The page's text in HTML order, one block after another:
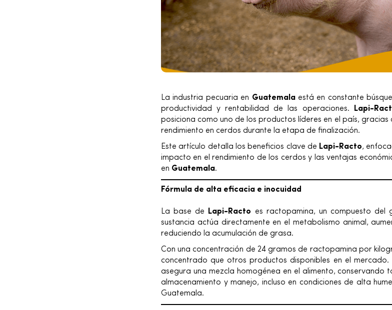
La industria pecuaria en Guatemalaestá en constante
productividad y rentabilidad de las operaciones.
Lapi-
posiciona como uno de los productos líderes en el país,
rendimiento en cerdos durante la etapa de finalización.
Este artículo detalla los beneficios clave de Lapi-Racto,
impacto en el rendimiento de los cerdos y las ventajas
en Guatemala.
Fórmula de alta eficacia e inocuidad
La base de Lapi-Racto es ractopamina, un compuesto del
sustancia actúa directamente en el metabolismo animal,
reduciendo la acumulación de grasa.
Con una concentración de 24 gramos de ractopamina por
concentrado que otros productos disponibles en el mercado.
asegura una mezcla homogénea en el alimento, conservando
almacenamiento y manejo, incluso en condiciones de alta
Guatemala.